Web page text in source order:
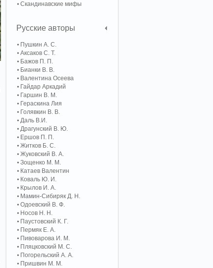
Скандинавские мифы
Русские авторы
Пушкин А. С.
Аксаков С. Т.
Бажов П. П.
Бианки В. В.
Валентина Осеева
Гайдар Аркадий
Гаршин В. М.
Гераскина Лия
Голявкин В. В.
Даль В.И.
Драгунский В. Ю.
Ершов П. П.
Житков Б. С.
Жуковский В. А.
Зощенко М. М.
Катаев Валентин
Коваль Ю. И.
Крылов И. А.
Мамин-Сибиряк Д. Н.
Одоевский В. Ф.
Носов Н. Н.
Паустовский К. Г.
Пермяк Е. А.
Пивоварова И. М.
Пляцковский М. С.
Погорельский А. A.
Пришвин М. М.